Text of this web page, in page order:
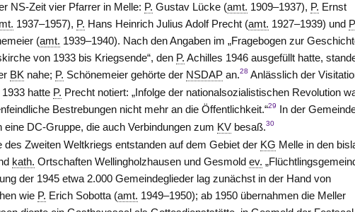
NS-Zeit vier Pfarrer in Melle: P. Gustav Lücke (amt. 1909–1937), P. Ernst
1937–1957), P. Hans Heinrich Julius Adolf Precht (amt. 1927–1939) und
(amt. 1939–1940). Nach den Angaben im „Fragebogen zur
von 1933 bis Kriegsende“, den P. Achilles 1946 ausgefüllt hatte,
BK nahe; P. Schönemeier gehörte der NSDAP an.28 Anlässlich der
hatte P. Precht notiert: „Infolge der nationalsozialistischen Revolution
Bestrebungen nicht mehr an die Öffentlichkeit.“29 In der
eine DC-Gruppe, die auch Verbindungen zum KV besaß.30
des Zweiten Weltkriegs entstanden auf dem Gebiet der KG Melle in den
kath. Ortschaften Wellingholzhausen und Gesmoldev.
der 1945 etwa 2.000 Gemeindeglieder lag zunächst in der Hand von
wie P. Erich Sobotta (amt. 1949–1950); ab 1950 übernahmen die Meller